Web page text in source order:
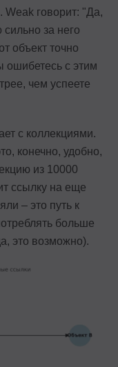
Weak говорит: "Да,
сильно за него
объект точно
ошибетесь с этим
чем успеете
с коллекциями.
конечно, удобно,
из 10000
ссылку на еще
– это путь к
больше
это возможно).